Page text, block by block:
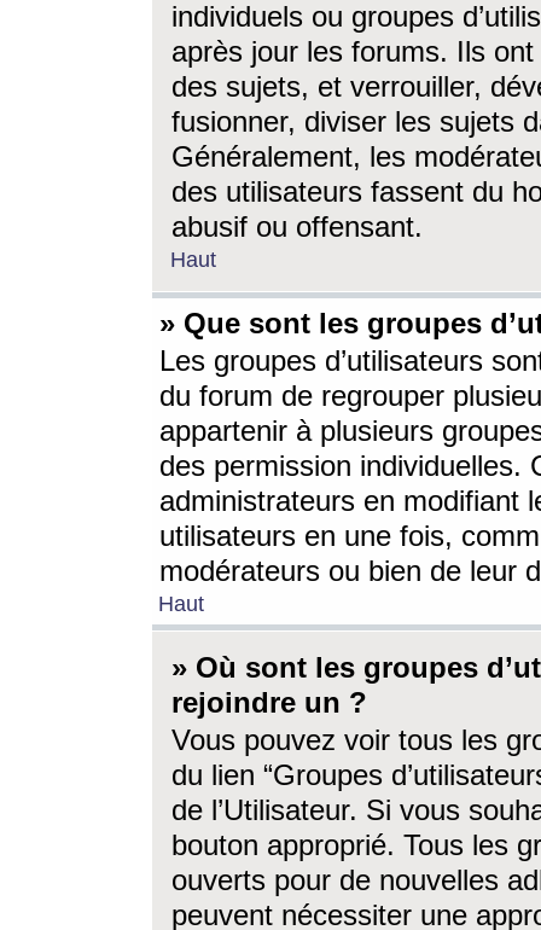
individuels ou groupes
après jour les forums. Ils ont
des sujets, et verrouiller,
fusionner, diviser les sujets
Généralement, les
des utilisateurs fassent du
abusif ou offensant.
Haut
» Que sont les groupes
Les groupes d’utilisateurs
du forum de regrouper
appartenir à plusieurs
des permission individuelles.
administrateurs en modifiant
utilisateurs en une fois,
modérateurs ou bien de leur
Haut
» Où sont les groupes
rejoindre un ?
Vous pouvez voir tous les
du lien “Groupes
de l’Utilisateur. Si vous
bouton approprié. Tous les
ouverts pour de nouvelles
peuvent nécessiter une